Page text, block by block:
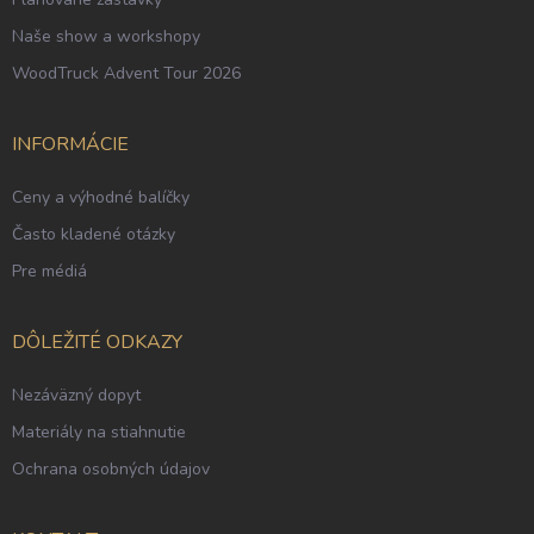
Naše show a workshopy
WoodTruck Advent Tour 2026
INFORMÁCIE
Ceny a výhodné balíčky
Často kladené otázky
Pre médiá
DÔLEŽITÉ ODKAZY
Nezáväzný dopyt
Materiály na stiahnutie
Ochrana osobných údajov